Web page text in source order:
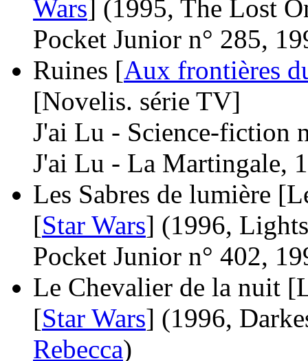
Wars] (1995, The Lost
Pocket Junior n° 285,
Ruines [Aux frontières
[Novelis. série TV]
J'ai Lu - Science-fiction
J'ai Lu - La Martingale,
Les Sabres de lumière
[Star Wars] (1996,
Pocket Junior n° 402,
Le Chevalier de la nuit
[Star Wars] (1996,
Rebecca)